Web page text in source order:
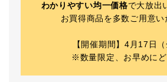
わかりやすい均一価格で大放出
お買得商品を多数ご用意い
【開催期間】4月17日
※数量限定、お早めにど